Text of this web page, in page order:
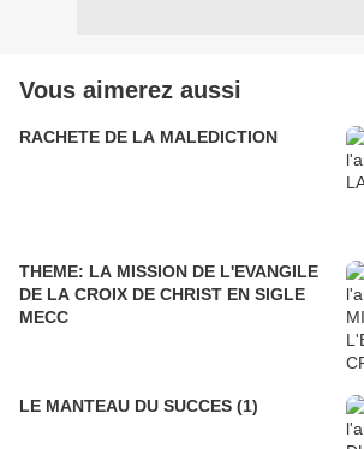
Vous aimerez aussi
RACHETE DE LA MALEDICTION
THEME: LA MISSION DE L'EVANGILE
DE LA CROIX DE CHRIST EN SIGLE
MECC
LE MANTEAU DU SUCCES (1)